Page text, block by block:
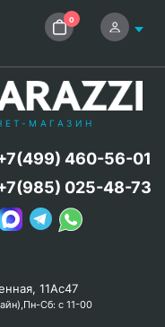
0
МАГАЗИН
11Ас47
Сб: с 11-00
460-56-01
025-48-73